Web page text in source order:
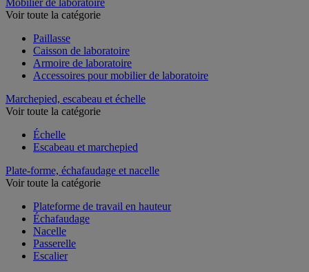
Voir toute la catégorie
Paillasse
Caisson de laboratoire
Armoire de laboratoire
Accessoires pour mobilier de laboratoire
Marchepied, escabeau et échelle
Voir toute la catégorie
Échelle
Escabeau et marchepied
Plate-forme, échafaudage et nacelle
Voir toute la catégorie
Plateforme de travail en hauteur
Échafaudage
Nacelle
Passerelle
Escalier